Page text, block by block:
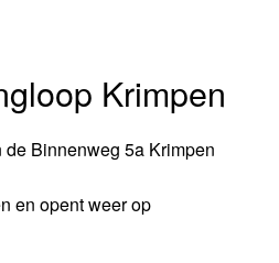
Krimpen
Binnenweg 5a Krimpen
en opent weer op